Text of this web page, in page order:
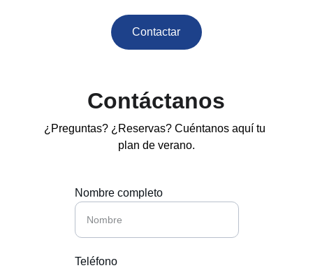
Contactar
Contáctanos
Nombre completo
Teléfono
¿Preguntas? ¿Reservas? Cuéntanos aquí tu
plan de verano.